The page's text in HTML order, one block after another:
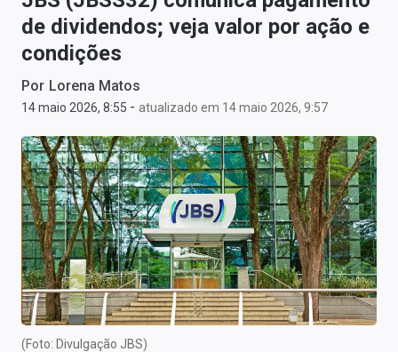
Money Trader
Anuncie
Últimas Notícias
Newsletters
Cotações
Comprar ou vender?
Carteiras Recomendadas
Central de Dividendos
Central de Fundos Imobiliários
de dividendos; veja valor por ação e
condições
Por Lorena Matos
14 maio 2026, 8:55 - atualizado em 14 maio 2026, 9:57
(Foto: Divulgação JBS)